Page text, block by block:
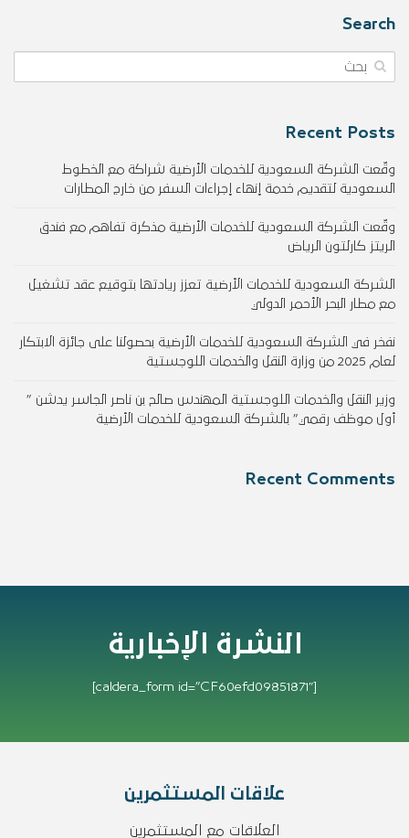
Search
Recent Posts
وقّعت الشركة السعودية للخدمات الأرضية شراكة مع الخطوط
السعودية لتقديم خدمة إنهاء إجراءات السفر من خارج المطارات
وقّعت الشركة السعودية للخدمات الأرضية مذكرة تفاهم مع فندق
الريتز كارلتون الرياض
الشركة السعودية للخدمات الأرضية تعزز ريادتها بتوقيع عقد تشغيل
مع مطار البحر الأحمر الدولي
نفخر في الشركة السعودية للخدمات الأرضية بحصولنا على جائزة الابتكار
لعام 2025 من وزارة النقل والخدمات اللوجستية
وزير النقل والخدمات اللوجستية المهندس صالح بن ناصر الجاسر يدشن ”
أول موظف رقمي” بالشركة السعودية للخدمات الأرضية
Recent Comments
النشرة الإخبارية
[caldera_form id=”CF60efd09851871″]
علاقات المستثمرين
العلاقات مع المستثمرين